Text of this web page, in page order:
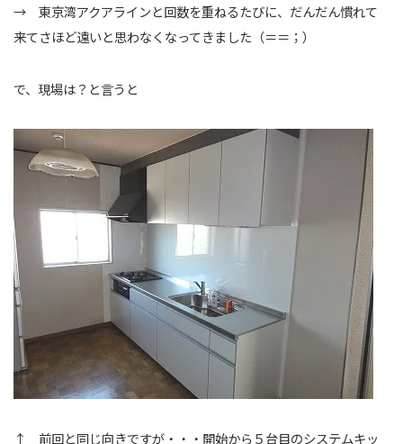
→ 東京湾アクアラインと回数を重ねるたびに、だんだん慣れて
来てさほど遠いと思わなくなってきました（＝＝；）
で、現場は？と言うと
↑ 前回と同じ向きですが・・・開始から５台目のシステムキッ